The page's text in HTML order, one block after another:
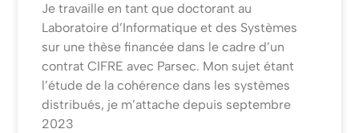
Je travaille en tant que doctorant au
Laboratoire d’Informatique et des Systèmes
sur une thèse financée dans le cadre d’un
contrat CIFRE avec Parsec. Mon sujet étant
l’étude de la cohérence dans les systèmes
distribués, je m’attache depuis septembre
2023